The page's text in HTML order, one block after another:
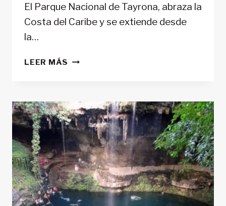
El Parque Nacional de Tayrona, abraza la
Costa del Caribe y se extiende desde
la…
LEER MÁS PARQUE